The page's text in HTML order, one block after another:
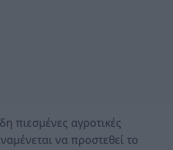
πιεσμένες αγροτικές
να προστεθεί το